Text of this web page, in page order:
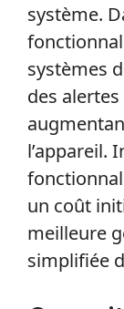
système.
systèmes
des
l’appareil.
un coût
meilleure
simplifiée